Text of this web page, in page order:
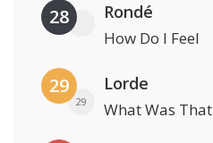
28 Rondé
How Do I Feel
29
29
Lorde
What Was That